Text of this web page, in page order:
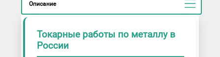
Описание
Токарные работы по металлу в
России